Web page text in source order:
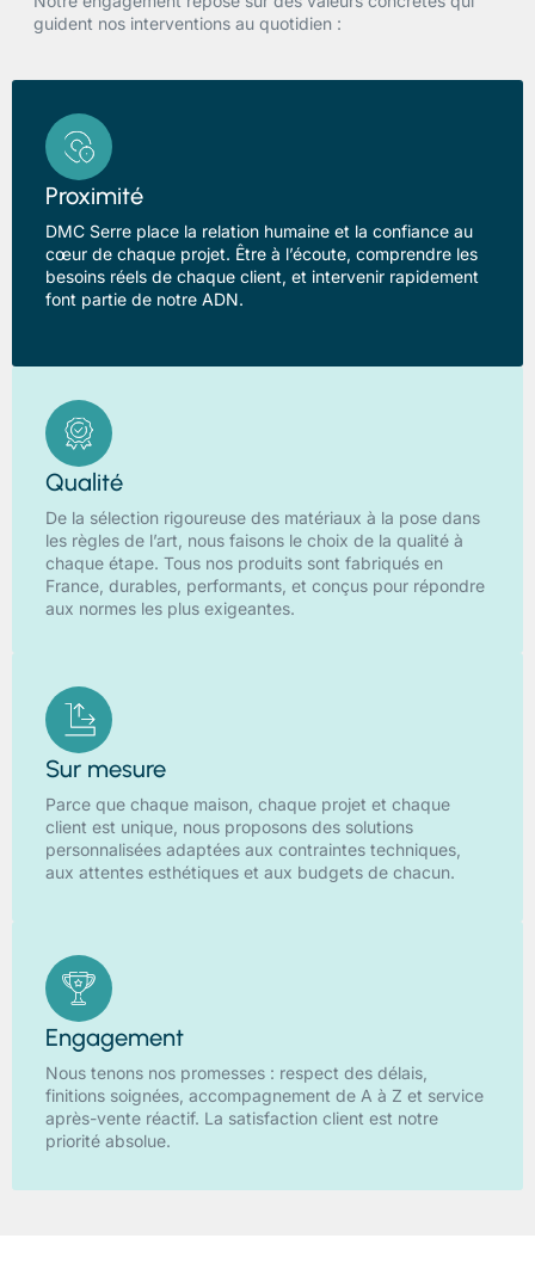
guident nos interventions au quotidien :
Proximité
DMC Serre place la relation humaine et la confiance au
cœur de chaque projet. Être à l’écoute, comprendre les
besoins réels de chaque client, et intervenir rapidement
font partie de notre ADN.
Qualité
De la sélection rigoureuse des matériaux à la pose dans
les règles de l’art, nous faisons le choix de la qualité à
chaque étape. Tous nos produits sont fabriqués en
France, durables, performants, et conçus pour répondre
aux normes les plus exigeantes.
Sur mesure
Parce que chaque maison, chaque projet et chaque
client est unique, nous proposons des solutions
personnalisées adaptées aux contraintes techniques,
aux attentes esthétiques et aux budgets de chacun.
Engagement
Nous tenons nos promesses : respect des délais,
finitions soignées, accompagnement de A à Z et service
après-vente réactif. La satisfaction client est notre
priorité absolue.